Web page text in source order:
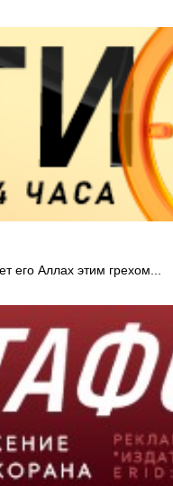
его Аллах этим грехом...